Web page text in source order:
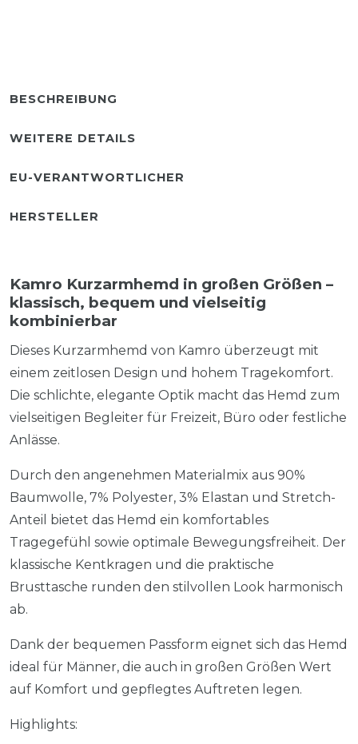
BESCHREIBUNG
WEITERE DETAILS
EU-VERANTWORTLICHER
HERSTELLER
Kamro Kurzarmhemd in großen Größen –
klassisch, bequem und vielseitig
kombinierbar
Dieses Kurzarmhemd von Kamro überzeugt mit
einem zeitlosen Design und hohem Tragekomfort.
Die schlichte, elegante Optik macht das Hemd zum
vielseitigen Begleiter für Freizeit, Büro oder festliche
Anlässe.
Durch den angenehmen Materialmix aus 90%
Baumwolle, 7% Polyester, 3% Elastan und Stretch-
Anteil bietet das Hemd ein komfortables
Tragegefühl sowie optimale Bewegungsfreiheit. Der
klassische Kentkragen und die praktische
Brusttasche runden den stilvollen Look harmonisch
ab.
Dank der bequemen Passform eignet sich das Hemd
ideal für Männer, die auch in großen Größen Wert
auf Komfort und gepflegtes Auftreten legen.
Highlights: